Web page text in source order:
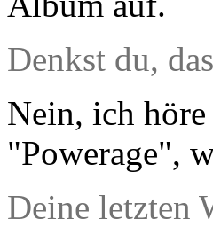
Denkst du,
Nein, ich
"Powerage",
Deine letzten